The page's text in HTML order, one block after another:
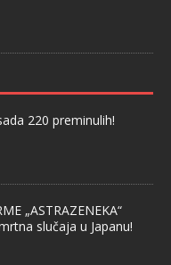
220 preminulih!
„ASTRAZENEKA“
slučaja u Japanu!